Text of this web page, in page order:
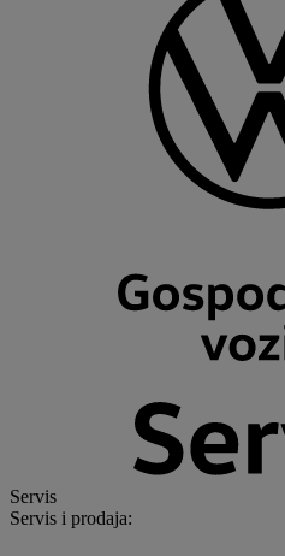
Servis
Servis i prodaja: